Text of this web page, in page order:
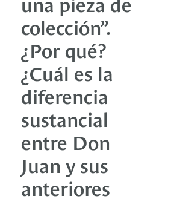
colección”.
¿Por qué?
¿Cuál es la
diferencia
sustancial
entre Don
Juan y sus
anteriores